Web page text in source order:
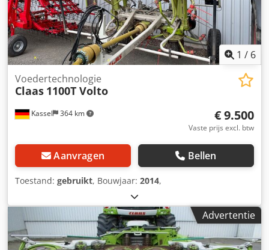
1 / 6
Kassel 364 km
Voedertechnologie
Claas 1100T Volto
€ 9.500
Vaste prijs excl. btw
Aanvragen Bellen
Toestand: gebruikt, Bouwjaar: 2014,
Advertentie